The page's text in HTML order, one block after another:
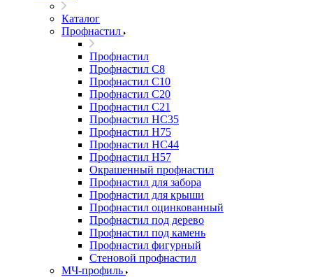
Каталог
Профнастил
Профнастил
Профнастил С8
Профнастил С10
Профнастил С20
Профнастил С21
Профнастил НС35
Профнастил Н75
Профнастил HC44
Профнастил Н57
Окрашенный профнастил
Профнастил для забора
Профнастил для крыши
Профнастил оцинкованный
Профнастил под дерево
Профнастил под камень
Профнастил фигурный
Стеновой профнастил
МЧ-профиль